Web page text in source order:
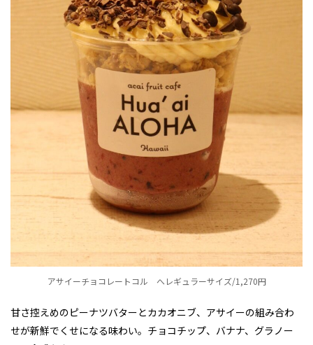
アサイーチョコレートコル へレギュラーサイズ/1,270円
甘さ控えめのピーナツバターとカカオニブ、アサイーの組み合わ
せが新鮮でくせになる味わい。チョコチップ、バナナ、グラノー